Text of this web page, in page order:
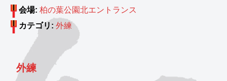
会場: 柏の葉公園北エントランス
カテゴリ: 外練
外練